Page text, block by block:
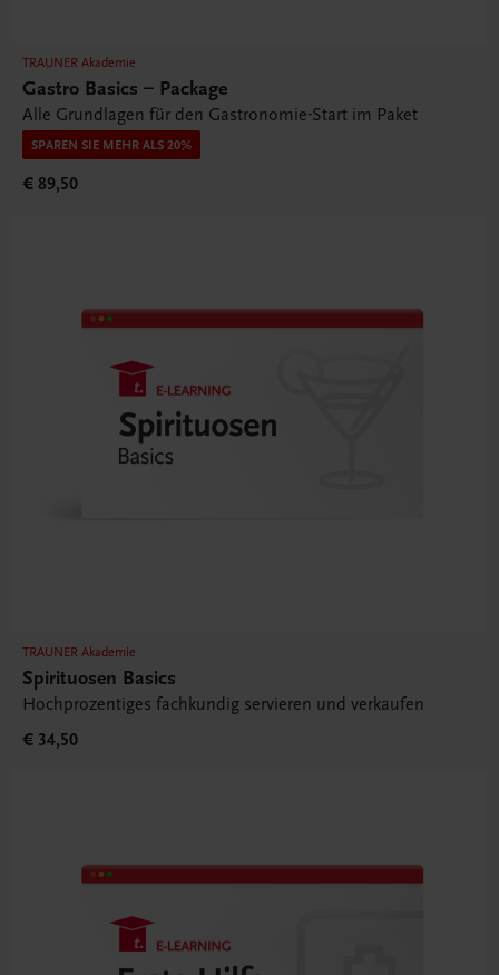
TRAUNER Akademie
Gastro Basics – Package
Alle Grundlagen für den Gastronomie-Start im Paket
SPAREN SIE MEHR ALS 20%
€ 89,50
TRAUNER Akademie
Spirituosen Basics
Hochprozentiges fachkundig servieren und verkaufen
€ 34,50